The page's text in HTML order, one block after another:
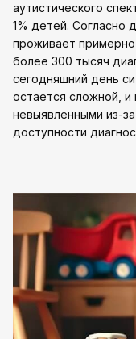
аутистического
1% детей. Согласно
проживает примерно
более 300 тысяч
сегодняшний день
остается сложной, и
невыявленными из-
доступности